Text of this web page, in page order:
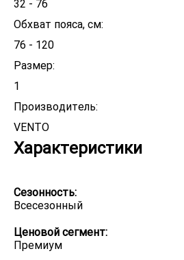
32 - 76
Обхват пояса, см:
76 - 120
Размер:
1
Производитель:
VENTO
Характеристики
Сезонность:
Всесезонный
Ценовой сегмент:
Премиум